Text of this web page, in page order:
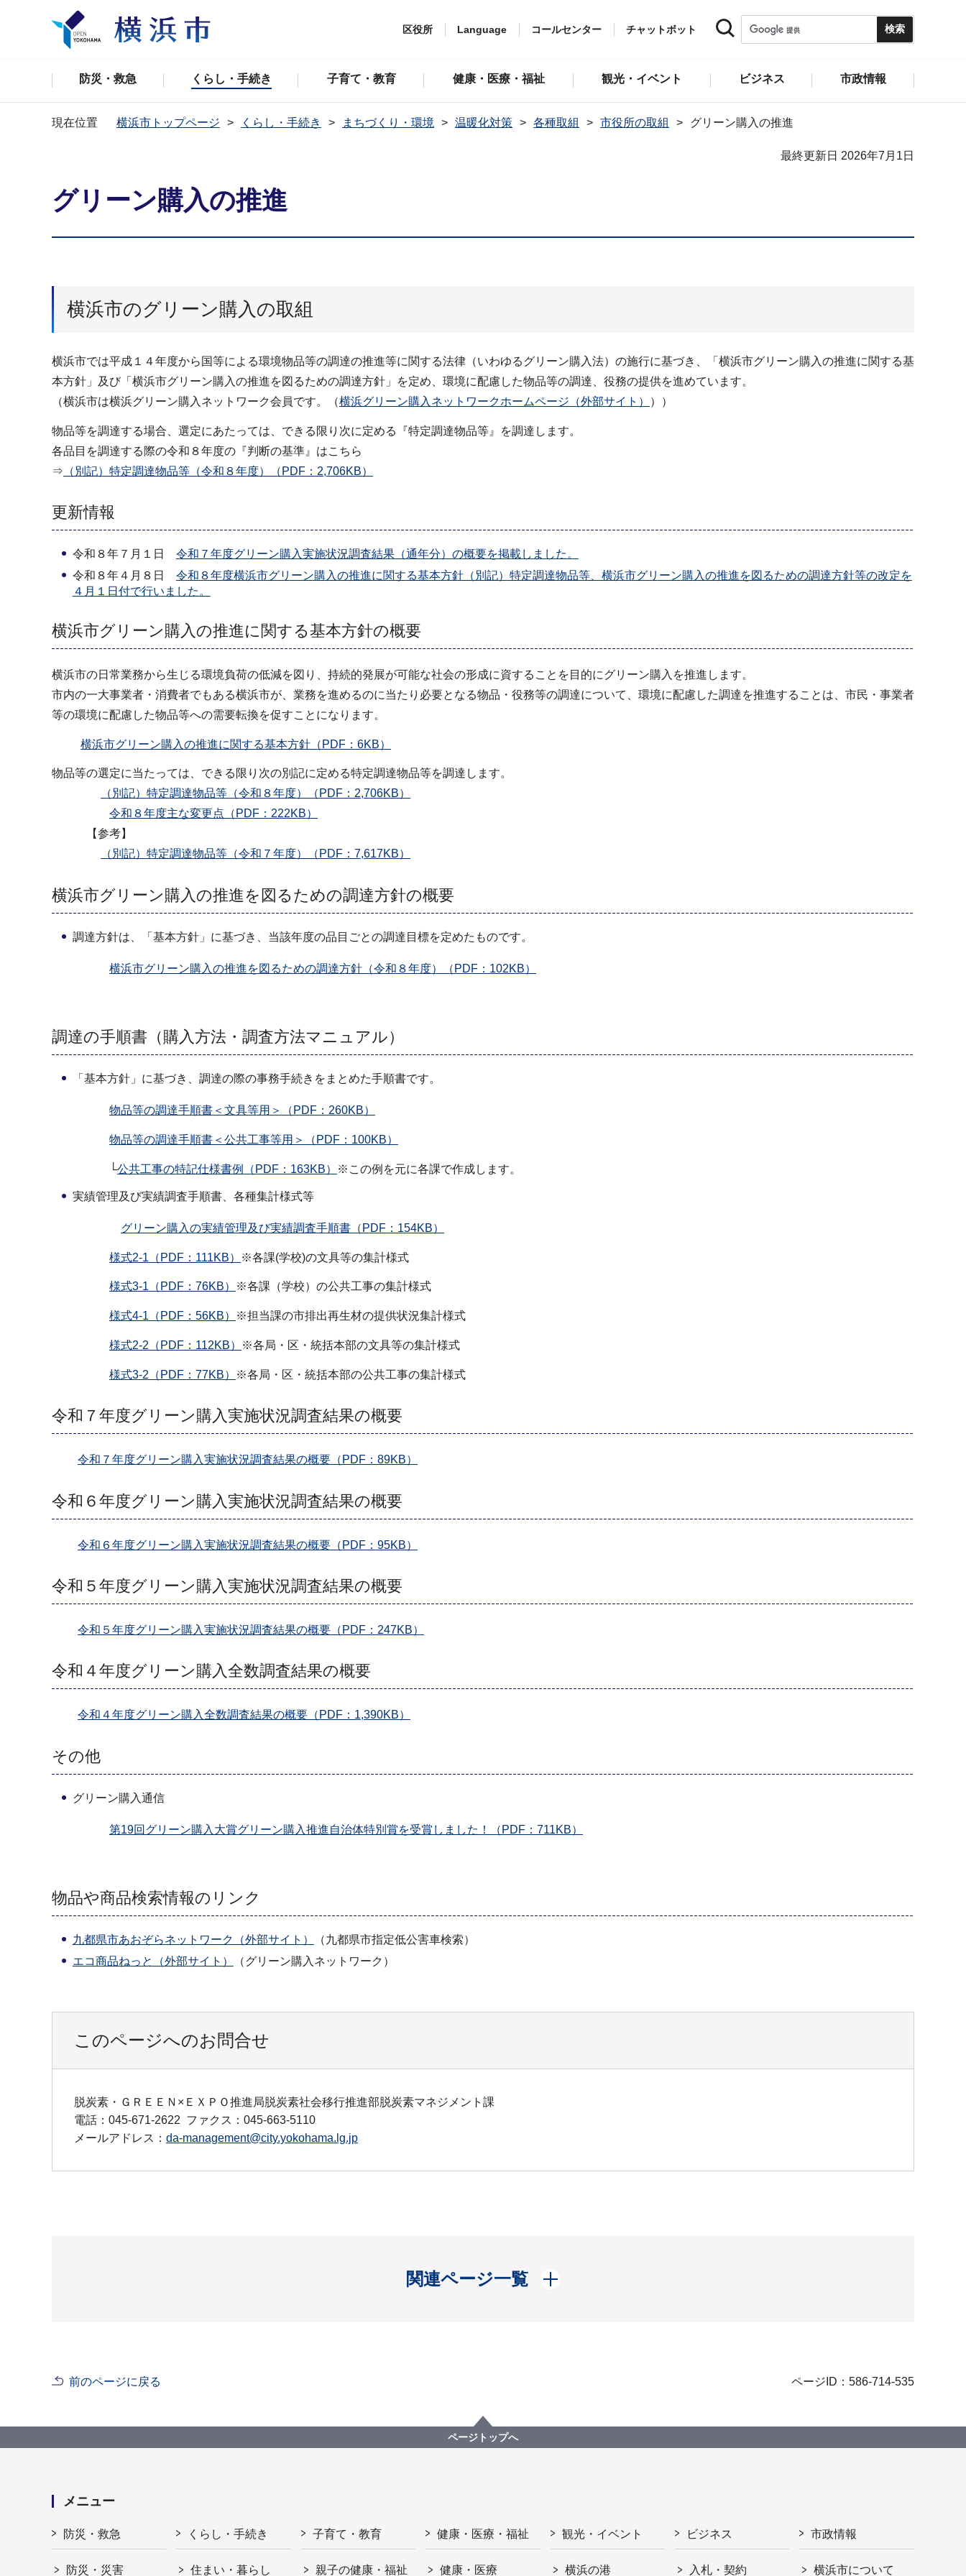
区役所 Language コールセンター チャットボット
防災・救急 くらし・手続き 子育て・教育 健康・医療・福祉 観光・イベント ビジネス 市政情報
現在位置 横浜市トップページ くらし・手続き まちづくり・環境 温暖化対策 各種取組 市役所の取組 グリーン購入の推進
最終更新日 2026年7月1日
グリーン購入の推進
横浜市のグリーン購入の取組
横浜市では平成１４年度から国等による環境物品等の調達の推進等に関する法律（いわゆるグリーン購入法）の施行に基づき、「横浜市グリーン購入の推進に関する基
本方針」及び「横浜市グリーン購入の推進を図るための調達方針」を定め、環境に配慮した物品等の調達、役務の提供を進めています。
（横浜市は横浜グリーン購入ネットワーク会員です。（横浜グリーン購入ネットワークホームページ（外部サイト） ））
物品等を調達する場合、選定にあたっては、できる限り次に定める『特定調達物品等』を調達します。
各品目を調達する際の令和８年度の『判断の基準』はこちら
⇒ （別記）特定調達物品等（令和８年度）（PDF：2,706KB）
更新情報
令和８年７月１日 令和７年度グリーン購入実施状況調査結果（通年分）の概要を掲載しました。
令和８年４月８日 令和８年度横浜市グリーン購入の推進に関する基本方針（別記）特定調達物品等、横浜市グリーン購入の推進を図るための調達方針等の改定を
４月１日付で行いました。
横浜市グリーン購入の推進に関する基本方針の概要
横浜市の日常業務から生じる環境負荷の低減を図り、持続的発展が可能な社会の形成に資することを目的にグリーン購入を推進します。
市内の一大事業者・消費者でもある横浜市が、業務を進めるのに当たり必要となる物品・役務等の調達について、環境に配慮した調達を推進することは、市民・事業者
等の環境に配慮した物品等への需要転換を促すことになります。
横浜市グリーン購入の推進に関する基本方針（PDF：6KB）
物品等の選定に当たっては、できる限り次の別記に定める特定調達物品等を調達します。
（別記）特定調達物品等（令和８年度）（PDF：2,706KB）
令和８年度主な変更点（PDF：222KB）
【参考】
（別記）特定調達物品等（令和７年度）（PDF：7,617KB）
横浜市グリーン購入の推進を図るための調達方針の概要
調達方針は、「基本方針」に基づき、当該年度の品目ごとの調達目標を定めたものです。
横浜市グリーン購入の推進を図るための調達方針（令和８年度）（PDF：102KB）
調達の手順書（購入方法・調査方法マニュアル）
「基本方針」に基づき、調達の際の事務手続きをまとめた手順書です。
物品等の調達手順書＜文具等用＞（PDF：260KB）
物品等の調達手順書＜公共工事等用＞（PDF：100KB）
└公共工事の特記仕様書例（PDF：163KB） ※この例を元に各課で作成します。
実績管理及び実績調査手順書、各種集計様式等
グリーン購入の実績管理及び実績調査手順書（PDF：154KB）
様式2-1（PDF：111KB） ※各課(学校)の文具等の集計様式
様式3-1（PDF：76KB） ※各課（学校）の公共工事の集計様式
様式4-1（PDF：56KB） ※担当課の市排出再生材の提供状況集計様式
様式2-2（PDF：112KB） ※各局・区・統括本部の文具等の集計様式
様式3-2（PDF：77KB） ※各局・区・統括本部の公共工事の集計様式
令和７年度グリーン購入実施状況調査結果の概要
令和７年度グリーン購入実施状況調査結果の概要（PDF：89KB）
令和６年度グリーン購入実施状況調査結果の概要
令和６年度グリーン購入実施状況調査結果の概要（PDF：95KB）
令和５年度グリーン購入実施状況調査結果の概要
令和５年度グリーン購入実施状況調査結果の概要（PDF：247KB）
令和４年度グリーン購入全数調査結果の概要
令和４年度グリーン購入全数調査結果の概要（PDF：1,390KB）
その他
グリーン購入通信
第19回グリーン購入大賞グリーン購入推進自治体特別賞を受賞しました！（PDF：711KB）
物品や商品検索情報のリンク
九都県市あおぞらネットワーク（外部サイト）
（九都県市指定低公害車検索）
エコ商品ねっと（外部サイト）
（グリーン購入ネットワーク）
このページへのお問合せ
脱炭素・ＧＲＥＥＮ×ＥＸＰＯ推進局脱炭素社会移行推進部脱炭素マネジメント課
電話：045-671-2622 ファクス：045-663-5110
メールアドレス： da-management@city.yokohama.lg.jp
関連ページ一覧
開く
前のページに戻る ページID：586-714-535
ページトップへ
メニュー
防災・救急
防災・災害
くらし・手続き
住まい・暮らし
子育て・教育
親子の健康・福祉
健康・医療・福祉
健康・医療
観光・イベント
横浜の港
ビジネス
入札・契約
市政情報
横浜市について